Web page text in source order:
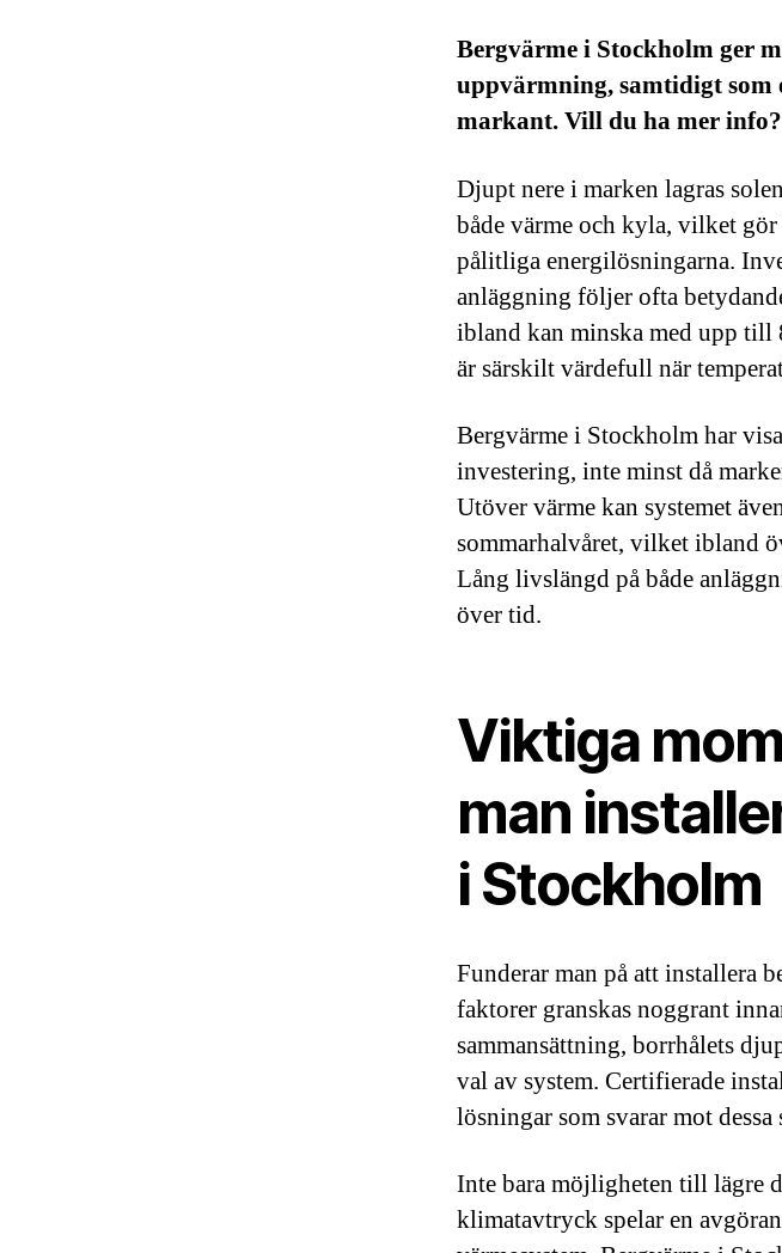
Bergvärme i Stockholm ger
uppvärmning, samtidigt som
markant. Vill du ha mer
Djupt nere i marken lagras
både värme och kyla, vilket
pålitliga energilösningarna.
anläggning följer ofta
ibland kan minska med upp
är särskilt värdefull när
Bergvärme i Stockholm har
investering, inte minst då
Utöver värme kan systemet
sommarhalvåret, vilket ibland
Lång livslängd på både
över tid.
Viktiga
man
i Stockholm
Funderar man på att installera
faktorer granskas noggrant
sammansättning, borrhålets
val av system. Certifierade
lösningar som svarar mot
Inte bara möjligheten till lägre
klimatavtryck spelar en